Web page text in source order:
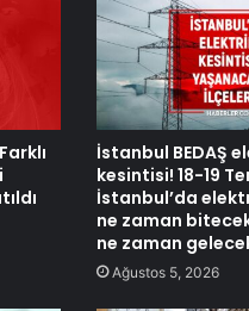
İstanbul BEDAŞ
kesintisi! 18-19
İstanbul’da
ne zaman
ne zaman
Ağustos 5, 2026